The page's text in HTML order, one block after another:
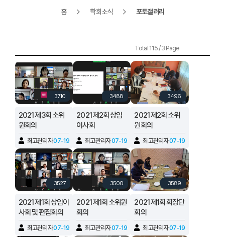
홈 학회소식 포토갤러리
Total 115 / 3 Page
3710
2021 제3회 소위
원회의
최고관리자07-19
3488
2021 제2회 상임
이사회
최고관리자07-19
3496
2021 제2회 소위
원회의
최고관리자07-19
3527
2021 제1회 상임이
사회 및 편집회의
최고관리자07-19
3500
2021 제1회 소위원
회의
최고관리자07-19
3589
2021 제1회 회장단
회의
최고관리자07-19